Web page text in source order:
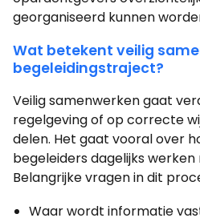
georganiseerd kunnen
Wat betekent veilig
begeleidingstraject?
Veilig samenwerken gaat
regelgeving of op correcte
delen. Het gaat vooral over
begeleiders dagelijks
Belangrijke vragen in dit
Waar wordt informatie